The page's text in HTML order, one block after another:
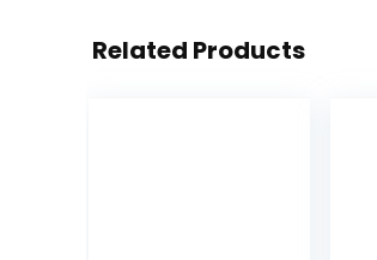
Related Products